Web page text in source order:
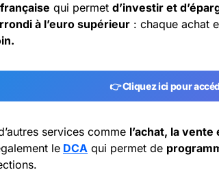
qui permet d’investir et
à l’euro supérieur : chaque achat
👉 Cliquez ici pour
services comme l’achat, la
le DCA qui permet de